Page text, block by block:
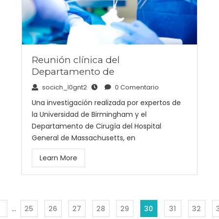
Reunión clínica del
Departamento de
socich_l0gnt2 0 Comentario
Una investigación realizada por expertos de
la Universidad de Birmingham y el
Departamento de Cirugía del Hospital
General de Massachusetts, en
Learn More
… 25 26 27 28 29 30 31 32